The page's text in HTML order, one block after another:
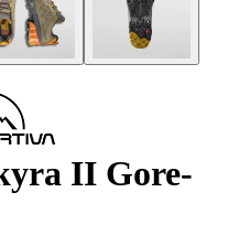
II Gore-